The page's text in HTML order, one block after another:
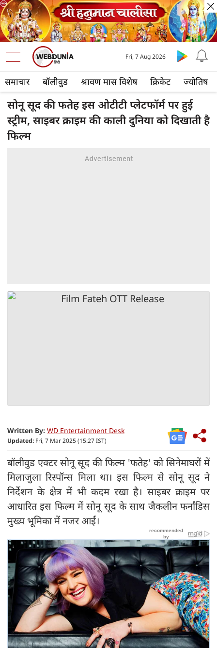
समाचार बॉलीवुड श्रावण मास विशेष क्रिकेट ज्योतिष
Fri, 7 Aug 2026
सोनू सूद की फतेह इस ओटीटी प्लेटफॉर्म पर हुई
स्ट्रीम, साइबर क्राइम की काली दुनिया को दिखाती है
फिल्म
Written By: WD Entertainment Desk
Updated: Fri, 7 Mar 2025 (15:27 IST)
बॉलीवुड एक्टर सोनू सूद की फिल्म 'फतेह' को सिनेमाघरों में
मिलाजुला रिस्पॉन्स मिला था। इस फिल्म से सोनू सूद ने
निर्देशन के क्षेत्र में भी कदम रखा है। साइबर क्राइम पर
आधारित इस फिल्म में सोनू सूद के साथ जैकलीन फर्नांडिस
मुख्य भूमिका में नजर आईं।